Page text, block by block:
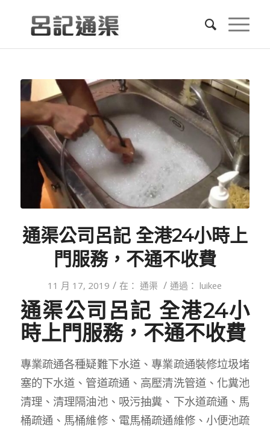
通渠公司呂記 全港24小時上
門服務，不通不收費
11 月 17, 2019 / 在：通渠 / 通過：luikee
通渠公司呂記 全港24小
時上門服務，不通不收費
專業疏通各種疑難下水道、專業疏通裝修垃圾堵
塞的下水道、管道疏通、高壓清洗管道、化糞池
清理、清理隔油池、吸污抽糞、下水道疏通、馬
桶疏通、馬桶維修、電馬桶疏通維修、小便池疏